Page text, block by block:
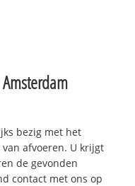
Amsterdam
bezig met het
afvoeren. U krijgt
de gevonden
contact met ons op